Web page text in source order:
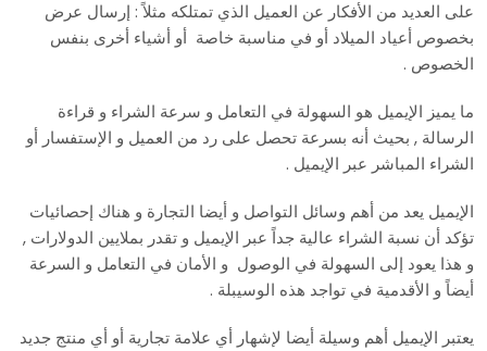
على العديد من الأفكار عن العميل الذي تمتلكه مثلاً : إرسال عرض
بخصوص أعياد الميلاد أو في مناسبة خاصة أو أشياء أخرى بنفس
الخصوص .
ما يميز الإيميل هو السهولة في التعامل و سرعة الشراء و قراءة
الرسالة , بحيث أنه بسرعة تحصل على رد من العميل و الإستفسار أو
الشراء المباشر عبر الإيميل .
الإيميل يعد من أهم وسائل التواصل و أيضا التجارة و هناك إحصائيات
تؤكد أن نسبة الشراء عالية جداً عبر الإيميل و تقدر بملايين الدولارات ,
و هذا يعود إلى السهولة في الوصول و الأمان في التعامل و السرعة
أيضاً و الأقدمية في تواجد هذه الوسيبلة .
يعتبر الإيميل أهم وسيلة أيضا لإشهار أي علامة تجارية أو أي منتج جديد